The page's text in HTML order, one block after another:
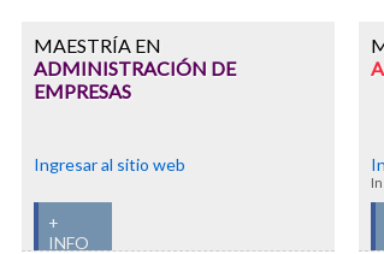
MAESTRÍA EN
ADMINISTRACIÓN DE
EMPRESAS
Ingresar al sitio web
+
INFO